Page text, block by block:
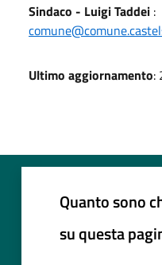
Sindaco - Luigi Taddei :
Ultimo aggiornamento:
Quanto sono
su questa